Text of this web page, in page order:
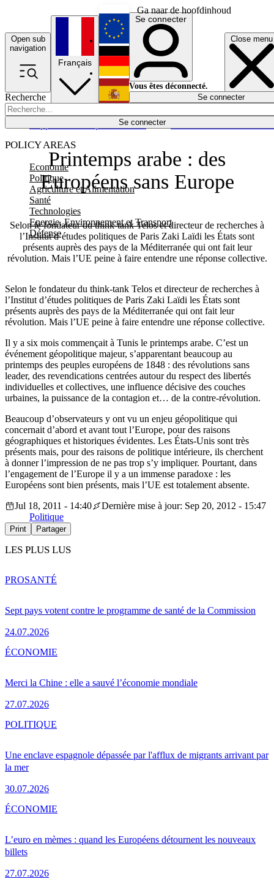
Ga naar de hoofdinhoud
Open sub
navigation
Close menu
Recherche
Se connecter
POLICY AREAS
Economie
Politique
Agriculture et Alimentation
Santé
Technologies
Energie, Environnement et Transport
Défense
Économie
Français
English
Deutsch
Español
Se connecter
Vous êtes déconnecté.
Se connecter
Printemps arabe : des
Européens sans Europe
Selon le fondateur du think-tank Telos et directeur de recherches à
l’Institut d’études politiques de Paris Zaki Laïdi les États sont
présents auprès des pays de la Méditerranée qui ont fait leur
révolution. Mais l’UE peine à faire entendre une réponse collective.
Selon le fondateur du think-tank Telos et directeur de recherches à
l’Institut d’études politiques de Paris Zaki Laïdi les États sont
présents auprès des pays de la Méditerranée qui ont fait leur
révolution. Mais l’UE peine à faire entendre une réponse collective.
Il y a six mois commençait à Tunis le printemps arabe. C’est un
événement géopolitique majeur, s’apparentant beaucoup au
printemps des peuples européens de 1848 : des révolutions sans
leader, des revendications centrées autour du respect des libertés
individuelles et collectives, une influence décisive des couches
urbaines, la puissance de la contagion et… de la contre-révolution.
Beaucoup d’observateurs y ont vu un enjeu géopolitique qui
concernait d’abord et avant tout l’Europe, pour des raisons
géographiques et historiques évidentes. Les États-Unis sont très
présents mais, pour des raisons de politique intérieure, ils cherchent
à donner l’impression de ne pas trop s’y impliquer. Pourtant, dans
l’engagement de l’Europe il y a un immense paradoxe : les
Européens sont bien présents, mais l’UE est totalement absente.
Jul 18, 2011 - 14:40
Dernière mise à jour: Sep 20, 2012 - 15:47
Politique
Print Partager
LES PLUS LUS
Sept pays votent contre le programme de santé de la Commission
24.07.2026
PROSANTÉ
Merci la Chine : elle a sauvé l’économie mondiale
27.07.2026
ÉCONOMIE
Une enclave espagnole dépassée par l'afflux de migrants arrivant par
la mer
30.07.2026
POLITIQUE
L’euro en mèmes : quand les Européens détournent les nouveaux
billets
27.07.2026
ÉCONOMIE